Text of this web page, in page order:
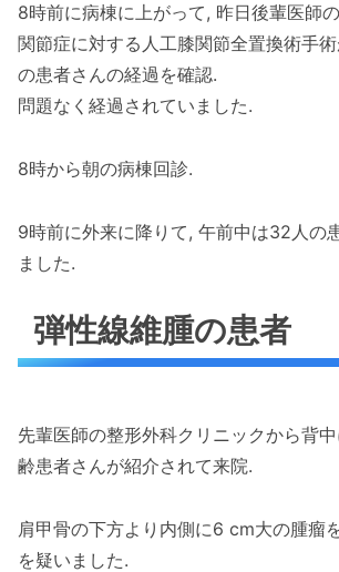
8時前に病棟に上がって, 昨日後輩医師
関節症に対する人工膝関節全置換術手
の患者さんの経過を確認.
問題なく経過されていました.
8時から朝の病棟回診.
9時前に外来に降りて, 午前中は32人の
ました.
弾性線維腫の患者
先輩医師の整形外科クリニックから背
齢患者さんが紹介されて来院.
肩甲骨の下方より内側に6 cm大の腫瘤
を疑いました.